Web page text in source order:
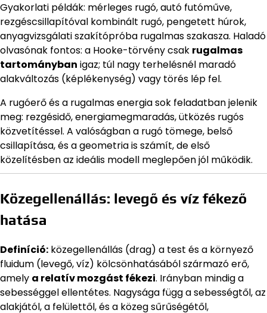
Gyakorlati példák: mérleges rugó, autó futóműve,
rezgéscsillapítóval kombinált rugó, pengetett húrok,
anyagvizsgálati szakítópróba rugalmas szakasza. Haladó
olvasónak fontos: a Hooke-törvény csak rugalmas
tartományban igaz; túl nagy terhelésnél maradó
alakváltozás (képlékenység) vagy törés lép fel.
A rugóerő és a rugalmas energia sok feladatban jelenik
meg: rezgésidő, energiamegmaradás, ütközés rugós
közvetítéssel. A valóságban a rugó tömege, belső
csillapítása, és a geometria is számít, de első
közelítésben az ideális modell meglepően jól működik.
Közegellenállás: levegő és víz fékező
hatása
Definíció: közegellenállás (drag) a test és a környező
fluidum (levegő, víz) kölcsönhatásából származó erő,
amely a relatív mozgást fékezi. Irányban mindig a
sebességgel ellentétes. Nagysága függ a sebességtől, az
alakjától, a felülettől, és a közeg sűrűségétől,